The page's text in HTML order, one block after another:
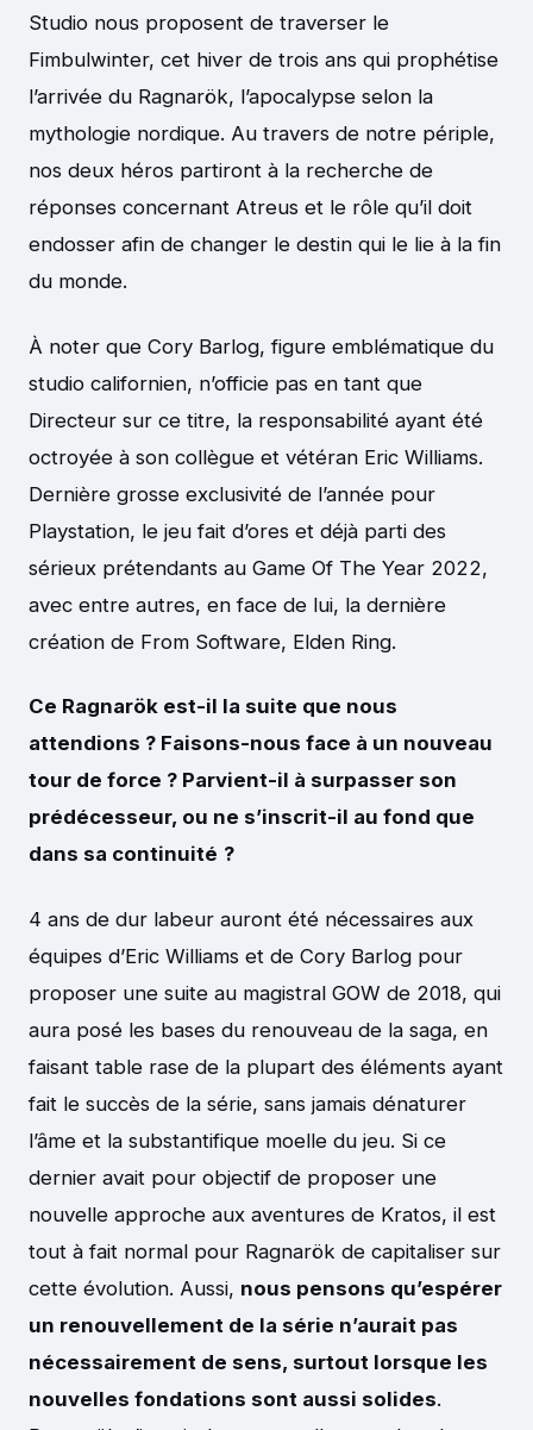
Studio nous proposent de traverser le
Fimbulwinter, cet hiver de trois ans qui prophétise
l’arrivée du Ragnarök, l’apocalypse selon la
mythologie nordique. Au travers de notre périple,
nos deux héros partiront à la recherche de
réponses concernant Atreus et le rôle qu’il doit
endosser afin de changer le destin qui le lie à la fin
du monde.
À noter que Cory Barlog, figure emblématique du
studio californien, n’officie pas en tant que
Directeur sur ce titre, la responsabilité ayant été
octroyée à son collègue et vétéran Eric Williams.
Dernière grosse exclusivité de l’année pour
Playstation, le jeu fait d’ores et déjà parti des
sérieux prétendants au Game Of The Year 2022,
avec entre autres, en face de lui, la dernière
création de From Software, Elden Ring.
Ce Ragnarök est-il la suite que nous
attendions ? Faisons-nous face à un nouveau
tour de force ? Parvient-il à surpasser son
prédécesseur, ou ne s’inscrit-il au fond que
dans sa continuité ?
4 ans de dur labeur auront été nécessaires aux
équipes d’Eric Williams et de Cory Barlog pour
proposer une suite au magistral GOW de 2018, qui
aura posé les bases du renouveau de la saga, en
faisant table rase de la plupart des éléments ayant
fait le succès de la série, sans jamais dénaturer
l’âme et la substantifique moelle du jeu. Si ce
dernier avait pour objectif de proposer une
nouvelle approche aux aventures de Kratos, il est
tout à fait normal pour Ragnarök de capitaliser sur
cette évolution. Aussi, nous pensons qu’espérer
un renouvellement de la série n’aurait pas
nécessairement de sens, surtout lorsque les
nouvelles fondations sont aussi solides.